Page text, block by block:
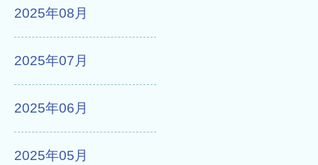
2025年08月
2025年07月
2025年06月
2025年05月